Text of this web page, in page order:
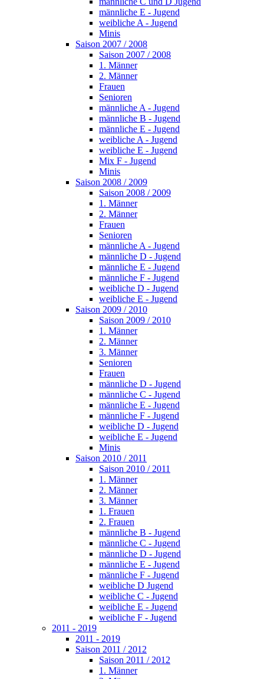
männliche E - Jugend
weibliche A - Jugend
Minis
Saison 2007 / 2008
Saison 2007 / 2008
1. Männer
2. Männer
Frauen
Senioren
männliche A - Jugend
männliche B - Jugend
männliche E - Jugend
weibliche A - Jugend
weibliche E - Jugend
Mix F - Jugend
Minis
Saison 2008 / 2009
Saison 2008 / 2009
1. Männer
2. Männer
Frauen
Senioren
männliche A - Jugend
männliche D - Jugend
männliche E - Jugend
männliche F - Jugend
weibliche D - Jugend
weibliche E - Jugend
Saison 2009 / 2010
Saison 2009 / 2010
1. Männer
2. Männer
3. Männer
Senioren
Frauen
männliche D - Jugend
männliche C - Jugend
männliche E - Jugend
männliche F - Jugend
weibliche D - Jugend
weibliche E - Jugend
Minis
Saison 2010 / 2011
Saison 2010 / 2011
1. Männer
2. Männer
3. Männer
1. Frauen
2. Frauen
männliche B - Jugend
männliche C - Jugend
männliche D - Jugend
männliche E - Jugend
männliche F - Jugend
weibliche D Jugend
weibliche C - Jugend
weibliche E - Jugend
weibliche F - Jugend
2011 - 2019
2011 - 2019
Saison 2011 / 2012
Saison 2011 / 2012
1. Männer